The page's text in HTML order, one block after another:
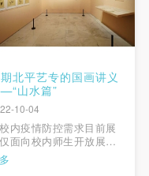
北平艺专的国画讲义
山水篇”
10-04
内疫情防控需求目前展
面向校内师生开放展览
“莫忘初业第一程——早
平艺专的国画课堂”展览